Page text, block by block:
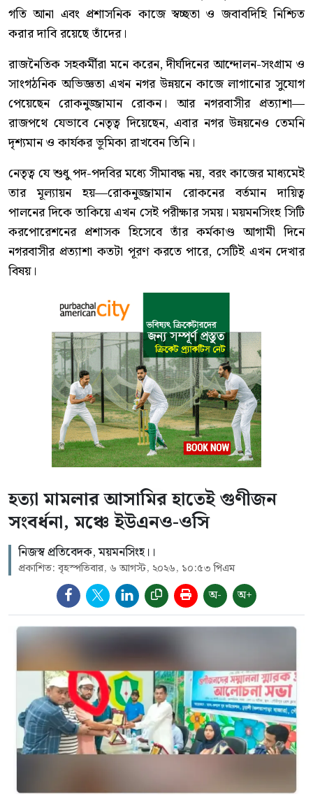
গতি আনা এবং প্রশাসনিক কাজে স্বচ্ছতা ও জবাবদিহি নিশ্চিত
করার দাবি রয়েছে তাঁদের।
রাজনৈতিক সহকর্মীরা মনে করেন, দীর্ঘদিনের আন্দোলন-সংগ্রাম ও
সাংগঠনিক অভিজ্ঞতা এখন নগর উন্নয়নে কাজে লাগানোর সুযোগ
পেয়েছেন রোকনুজ্জামান রোকন। আর নগরবাসীর প্রত্যাশা—
রাজপথে যেভাবে নেতৃত্ব দিয়েছেন, এবার নগর উন্নয়নেও তেমনি
দৃশ্যমান ও কার্যকর ভূমিকা রাখবেন তিনি।
নেতৃত্ব যে শুধু পদ-পদবির মধ্যে সীমাবদ্ধ নয়, বরং কাজের মাধ্যমেই
তার মূল্যায়ন হয়—রোকনুজ্জামান রোকনের বর্তমান দায়িত্ব
পালনের দিকে তাকিয়ে এখন সেই পরীক্ষার সময়। ময়মনসিংহ সিটি
করপোরেশনের প্রশাসক হিসেবে তাঁর কর্মকাণ্ড আগামী দিনে
নগরবাসীর প্রত্যাশা কতটা পূরণ করতে পারে, সেটিই এখন দেখার
বিষয়।
হত্যা মামলার আসামির হাতেই গুণীজন
সংবর্ধনা, মঞ্চে ইউএনও-ওসি
নিজস্ব প্রতিবেদক, ময়মনসিংহ।।
প্রকাশিত: বৃহস্পতিবার, ৬ আগস্ট, ২০২৬, ১০:৫৩ পিএম
অ- অ+